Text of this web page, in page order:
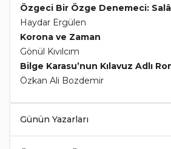
Özgeci Bir Özge Denemeci:
Haydar Ergülen
Korona ve Zaman
Gönül Kıvılcım
Bilge Karasu’nun Kılavuz Adlı
Özkan Ali Bozdemir
Günün Yazarları